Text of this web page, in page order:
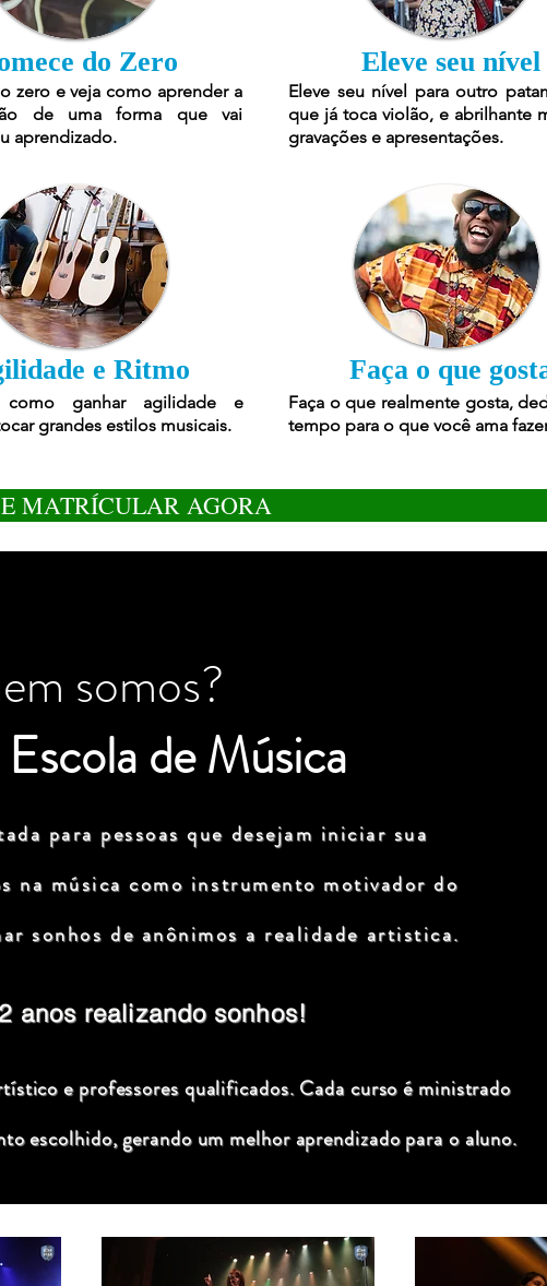
do Zero
zero e veja como aprender a
de uma forma que vai
aprendizado.
e Ritmo
como ganhar agilidade e
grandes estilos musicais.
Eleve seu nível
Eleve seu nível para outro
que já toca violão, e abrilhante
gravações e apresentações.
Faça o que
Faça o que realmente gosta,
tempo para o que você ama
MATRÍCULAR AGORA
somos?
de Música
para pessoas que desejam iniciar sua
na música como instrumento motivador do
sonhos de anônimos a realidade artistica.
anos realizando sonhos!
e professores qualificados. Cada curso é ministrado
escolhido, gerando um melhor aprendizado para o aluno.